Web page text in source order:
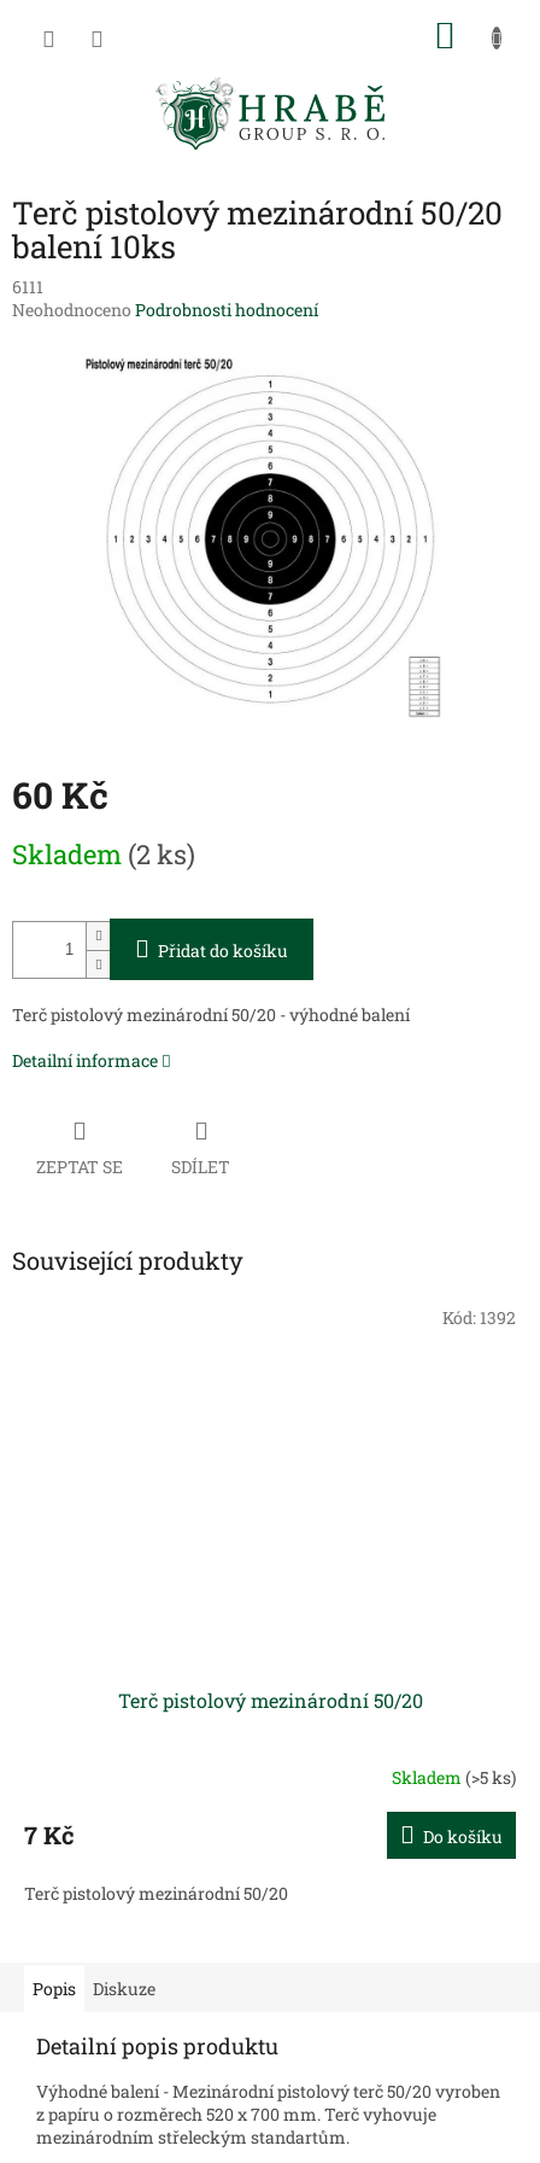
Terč pistolový mezinárodní 50/20
balení 10ks
6111
Průměrné
Neohodnoceno Podrobnosti hodnocení
60 Kč
cena:
Skladem (2 ks)
Přidat do košíku
Terč pistolový mezinárodní 50/20 - výhodné balení
Detailní informace
ZEPTAT SE SDÍLET
Související produkty
Terč pistolový mezinárodní 50/20
Skladem (>5 ks)
7 Kč Do košíku
Terč pistolový mezinárodní 50/20
Kód: 1392
Popis Diskuze
Detailní popis produktu
Výhodné balení - Mezinárodní pistolový terč 50/20 vyroben
z papíru o rozměrech 520 x 700 mm.Terč vyhovuje
mezinárodním střeleckým standartům.